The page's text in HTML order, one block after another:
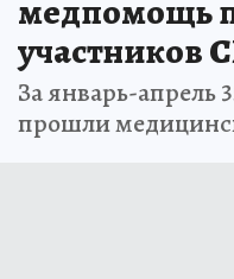
медпомощь
участников
За январь-апрель
прошли